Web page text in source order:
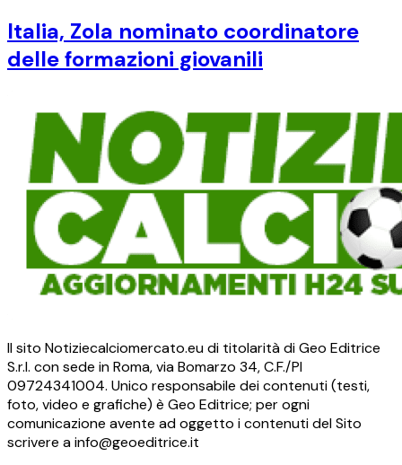
Italia, Zola nominato coordinatore
delle formazioni giovanili
Il sito Notiziecalciomercato.eu di titolarità di Geo Editrice
S.r.l. con sede in Roma, via Bomarzo 34, C.F./PI
09724341004. Unico responsabile dei contenuti (testi,
foto, video e grafiche) è Geo Editrice; per ogni
comunicazione avente ad oggetto i contenuti del Sito
scrivere a info@geoeditrice.it